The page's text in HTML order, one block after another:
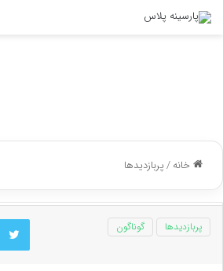
خانه/پربازدیدها
پربازدیدها گوناگون